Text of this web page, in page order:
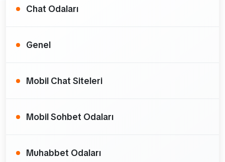
Chat Odaları
Genel
Mobil Chat Siteleri
Mobil Sohbet Odaları
Muhabbet Odaları